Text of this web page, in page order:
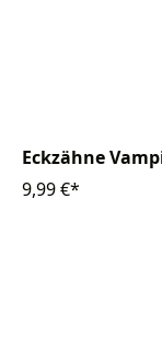
Eckzähne
9,99 €*